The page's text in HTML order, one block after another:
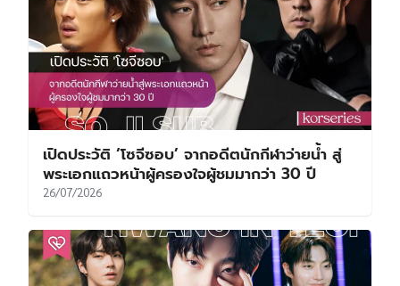
เปิดประวัติ ‘โซจีซอบ’ จากอดีตนักกีฬาว่ายน้ำ สู่
พระเอกแถวหน้าผู้ครองใจผู้ชมมากว่า 30 ปี
26/07/2026